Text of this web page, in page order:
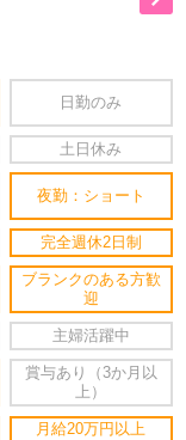
日勤のみ
土日休み
夜勤：ショート
完全週休2日制
ブランクのある方歓
迎
主婦活躍中
賞与あり（3か月以
上）
月給20万円以上